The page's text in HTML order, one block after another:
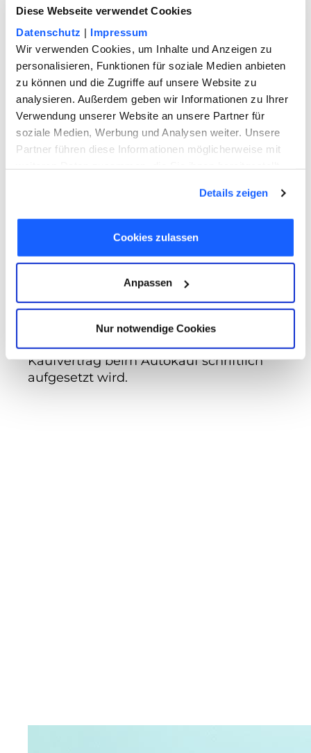
Diese Webseite verwendet Cookies
Datenschutz | Impressum
Wir verwenden Cookies, um Inhalte und Anzeigen zu
personalisieren, Funktionen für soziale Medien anbieten
zu können und die Zugriffe auf unsere Website zu
analysieren. Außerdem geben wir Informationen zu Ihrer
Verwendung unserer Website an unsere Partner für
soziale Medien, Werbung und Analysen weiter. Unsere
Partner führen diese Informationen möglicherweise mit
gesammelt haben. Sie geben Einwilligung zu unseren
Cookies, wenn Sie unsere Webseite weiterhin nutzen.
Details zeigen
Cookies zulassen
Anpassen
Nur notwendige Cookies
Schonvermögen?
3 Minuten
Welche finanziellen Belastungen
kommen auf mich zu, wenn meine
Eltern pflegebedürftig werden? Diese
Frage stellen sich viele Menschen. Lesen
Sie hier, wie hoch die jährliche
Einkommensgrenze für Kinder ist und
bei welcher Höhe der Selbstbehalt liegt.
Besonderheiten gelten
3 Minuten
Was muss man eigentlich beachten,
Auto abschließt? Lesen Sie hier, was für
Unternehmer und Privatpersonen gilt
und warum es so wichtig ist, dass der
Kaufvertrag beim Autokauf schriftlich
aufgesetzt wird.